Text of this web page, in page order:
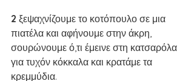
2 ξεψαχνίζουμε το κοτόπουλο σε μια
πιατέλα και αφήνουμε στην άκρη,
σουρώνουμε ό,τι έμεινε στη κατσαρόλα
για τυχόν κόκκαλα και κρατάμε τα
κρεμμύδια.